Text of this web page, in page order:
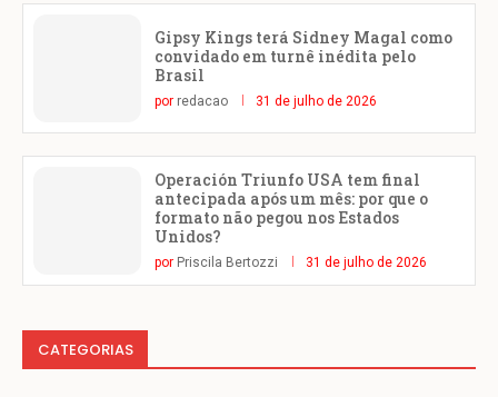
Gipsy Kings terá Sidney Magal como
convidado em turnê inédita pelo
Brasil
por redacao 31 de julho de 2026
Operación Triunfo USA tem final
antecipada após um mês: por que o
formato não pegou nos Estados
Unidos?
por Priscila Bertozzi 31 de julho de 2026
CATEGORIAS